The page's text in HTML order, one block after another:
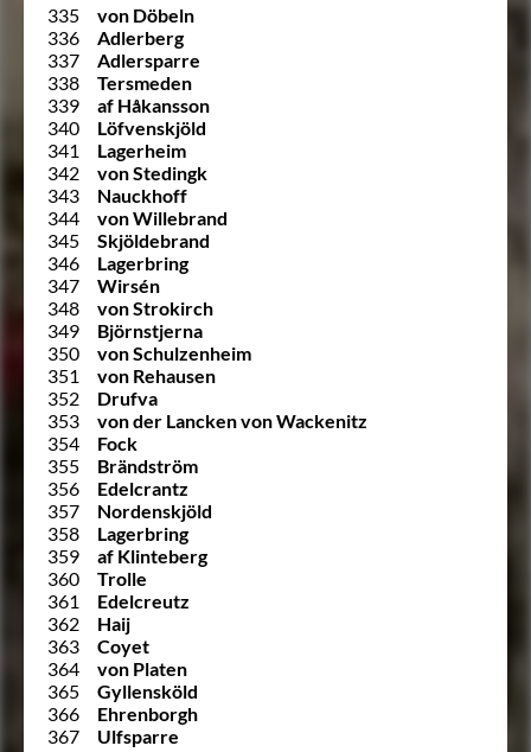
335
von Döbeln
336
Adlerberg
337
Adlersparre
338
Tersmeden
339
af Håkansson
340
Löfvenskjöld
341
Lagerheim
342
von Stedingk
343
Nauckhoff
344
von Willebrand
345
Skjöldebrand
346
Lagerbring
347
Wirsén
348
von Strokirch
349
Björnstjerna
350
von Schulzenheim
351
von Rehausen
352
Drufva
353
von der Lancken von Wackenitz
354
Fock
355
Brändström
356
Edelcrantz
357
Nordenskjöld
358
Lagerbring
359
af Klinteberg
360
Trolle
361
Edelcreutz
362
Haij
363
Coyet
364
von Platen
365
Gyllensköld
366
Ehrenborgh
367
Ulfsparre